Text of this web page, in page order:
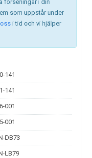
förseningar i din
som uppstår under
i tid och vi hjälper
141
141
001
001
DB73
LB79